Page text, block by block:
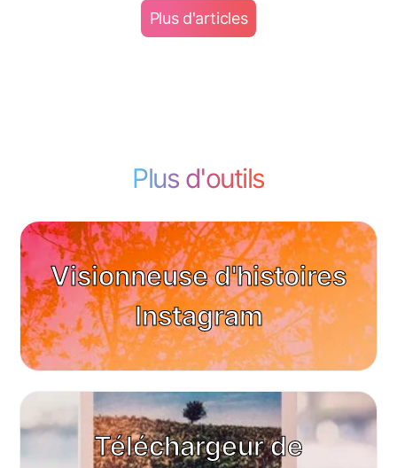
Plus d'articles
Plus d'outils
Visionneuse d'histoires
Instagram
Téléchargeur de